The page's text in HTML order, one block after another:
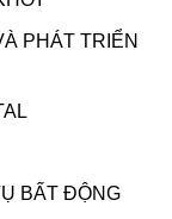
PHÁT TRIỂN
BẤT ĐỘNG